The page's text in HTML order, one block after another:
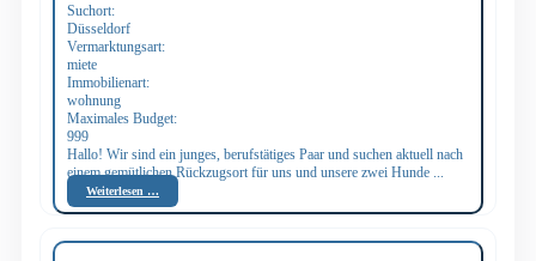
Suchort:
Düsseldorf
Vermarktungsart:
miete
Immobilienart:
wohnung
Maximales Budget:
999
Hallo! Wir sind ein junges, berufstätiges Paar und suchen aktuell nach
einem gemütlichen Rückzugsort für uns und unsere zwei Hunde ...
Weiterlesen …